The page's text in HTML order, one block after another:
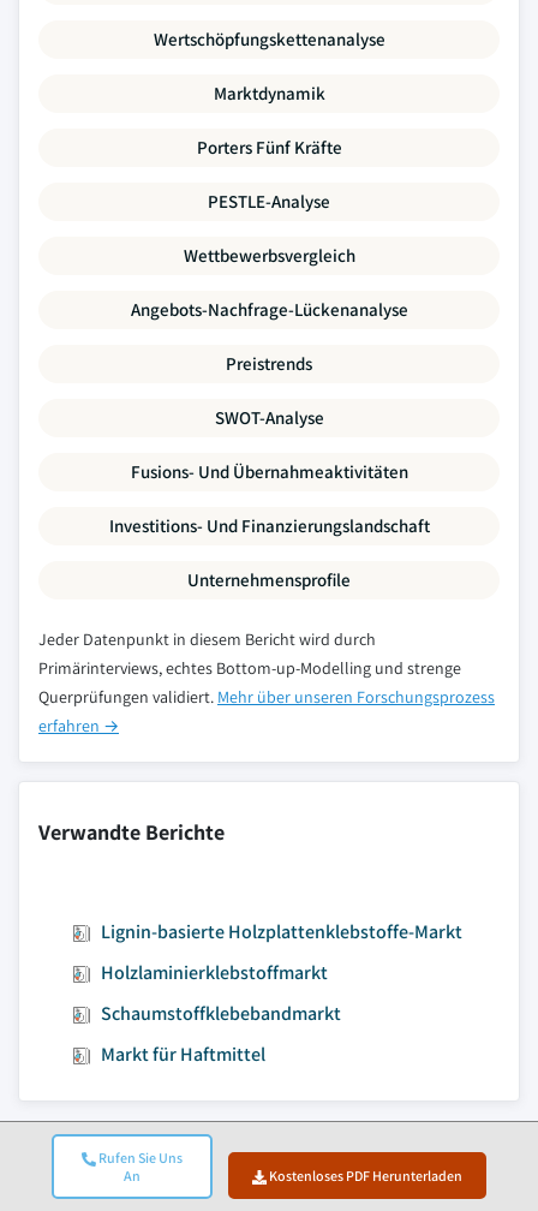
Rufen Sie Uns
An
Kostenloses PDF Herunterladen
Wertschöpfungskettenanalyse
Marktdynamik
Porters Fünf Kräfte
PESTLE-Analyse
Wettbewerbsvergleich
Angebots-Nachfrage-Lückenanalyse
Preistrends
SWOT-Analyse
Fusions- Und Übernahmeaktivitäten
Investitions- Und Finanzierungslandschaft
Unternehmensprofile
Jeder Datenpunkt in diesem Bericht wird durch
Primärinterviews, echtes Bottom-up-Modelling und strenge
Querprüfungen validiert. Mehr über unseren Forschungsprozess
erfahren →
Verwandte Berichte
Lignin-basierte Holzplattenklebstoffe-Markt
Holzlaminierklebstoffmarkt
Schaumstoffklebebandmarkt
Markt für Haftmittel
Zum Inhalt springen
Marktgröße